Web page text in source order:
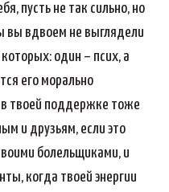
пусть не так сильно, но
вы вдвоем не выглядели
один – псих, а
его морально
твоей поддержке тоже
и друзьям, если это
болельщиками, и
когда твоей энергии